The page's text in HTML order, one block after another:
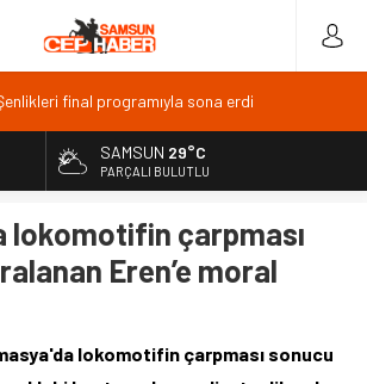
sorularını 10 gün süreyle erişime açtı
ayrılanlara yeniden öğrenim hakkı
ücreti 1 milyon TL: TFF’ye çağrı
SAMSUN 29°C
PARÇALI BULUTLU
lokomotifin çarpması
Eren’e moral
lokomotifin çarpması sonucu